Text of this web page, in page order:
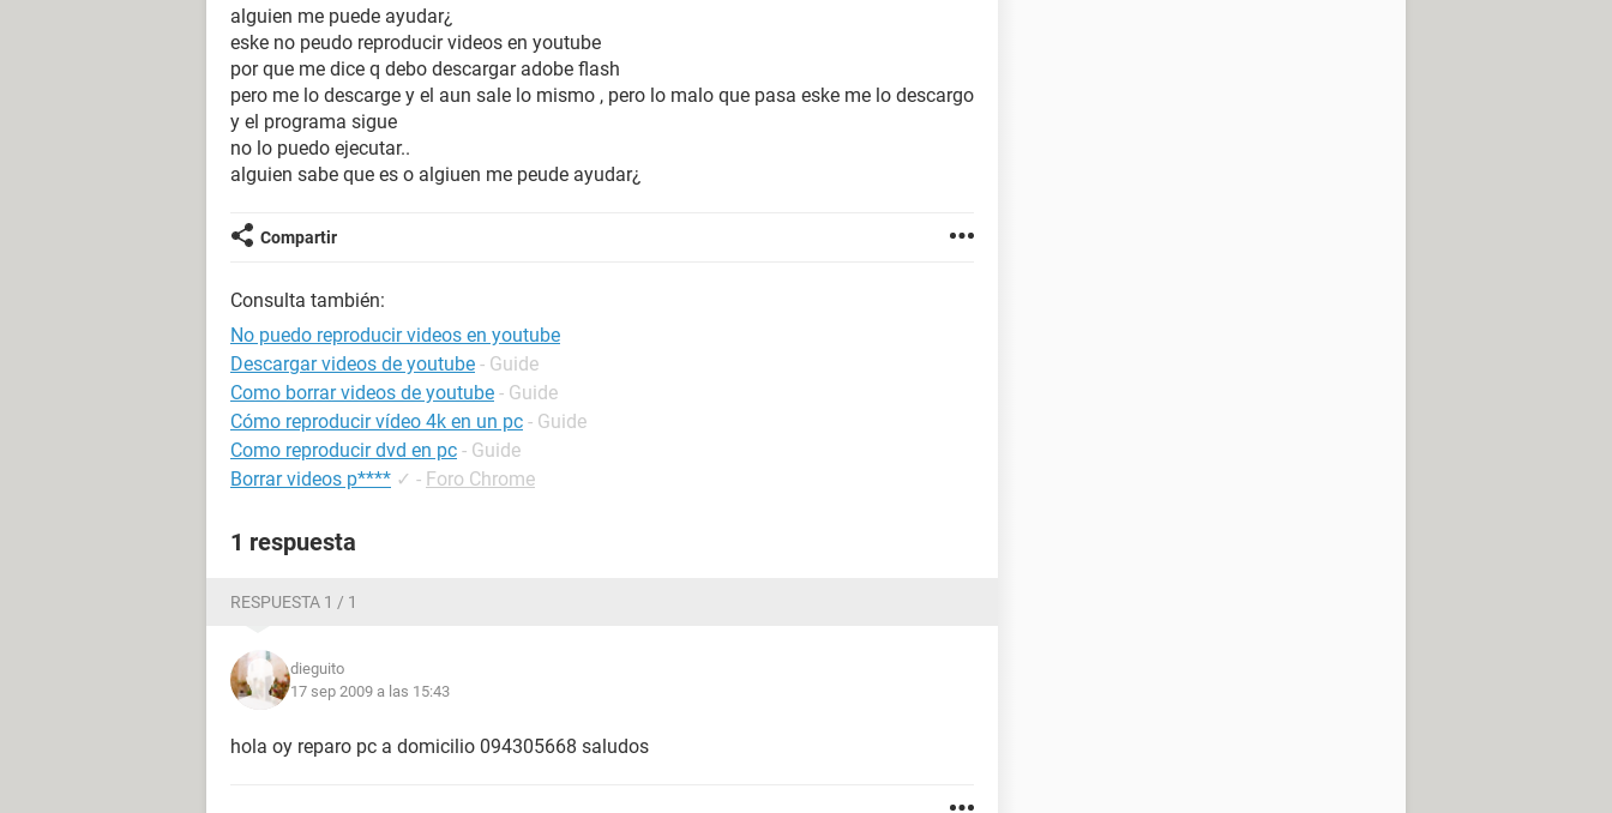
alguien me puede ayudar¿
eske no peudo reproducir videos en youtube
por que me dice q debo descargar adobe flash
pero me lo descarge y el aun sale lo mismo , pero lo malo que pasa eske me lo descargo
y el programa sigue
no lo puedo ejecutar..
alguien sabe que es o algiuen me peude ayudar¿
Compartir
Consulta también:
No puedo reproducir videos en youtube
Descargar videos de youtube - Guide
Como borrar videos de youtube - Guide
Cómo reproducir vídeo 4k en un pc - Guide
Como reproducir dvd en pc - Guide
Borrar videos p**** ✓ - Foro Chrome
1 respuesta
RESPUESTA 1 / 1
dieguito
17 sep 2009 a las 15:43
hola oy reparo pc a domicilio 094305668 saludos